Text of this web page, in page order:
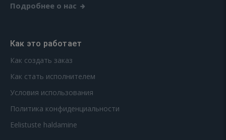
Подробнее о нас
Как это работает
Как создать заказ
Как стать исполнителем
Условия использования
Политика конфиденциальности
Eelistuste haldamine